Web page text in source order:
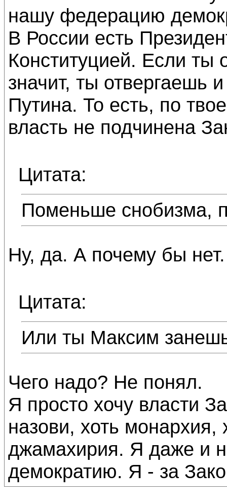
нашу федерацию
В России есть
Конституцией. Если ты
значит, ты отвергаешь
Путина. То есть, по
власть не подчинена
Цитата:
Поменьше снобизма,
Ну, да. А почему бы нет.
Цитата:
Или ты Максим
Чего надо? Не понял.
Я просто хочу власти
назови, хоть монархия,
джамахирия. Я даже и
демократию. Я - за